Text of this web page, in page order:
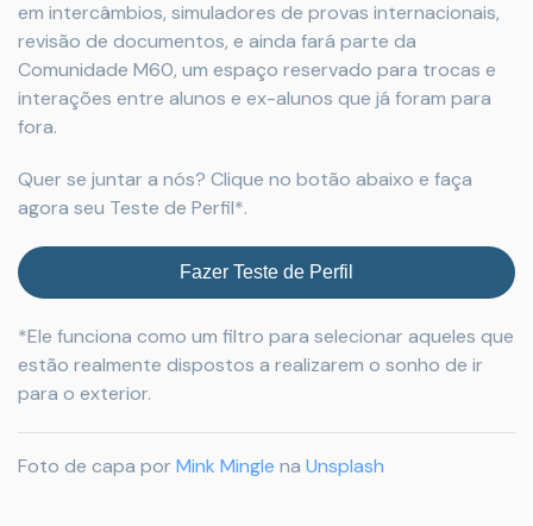
em intercâmbios, simuladores de provas internacionais,
revisão de documentos, e ainda fará parte da
Comunidade M60, um espaço reservado para trocas e
interações entre alunos e ex-alunos que já foram para
fora.
Quer se juntar a nós? Clique no botão abaixo e faça
agora seu Teste de Perfil*.‌
Fazer Teste de Perfil
*Ele funciona como um filtro para selecionar aqueles que
estão realmente dispostos a realizarem o sonho de ir
para o exterior.
Foto de capa por Mink Mingle na Unsplash